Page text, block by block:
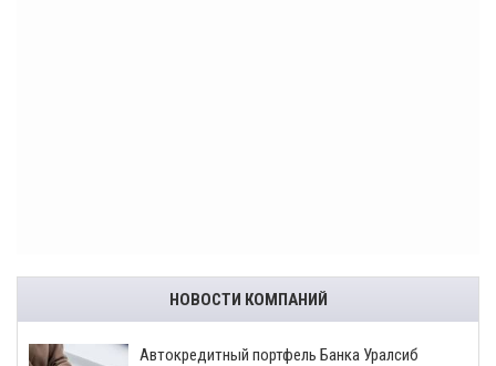
НОВОСТИ КОМПАНИЙ
​Автокредитный портфель Банка Уралсиб